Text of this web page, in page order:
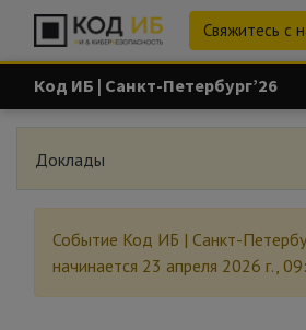
Свяжитесь с
Код ИБ | Санкт-Петербург’26
Доклады
Событие Код ИБ | Санкт-
начинается 23 апреля 2026 г.,